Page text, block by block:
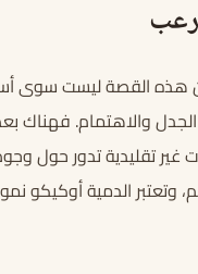
هذه القصة ليست سوى
الجدل والاهتمام.
تقليدية تدور حول
وتعتبر الدمية أوكيكو